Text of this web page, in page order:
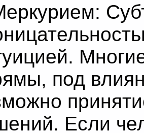
под
Если